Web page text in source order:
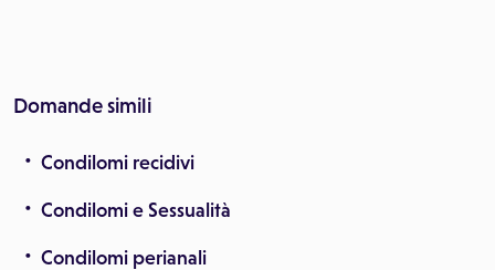
Domande simili
Condilomi recidivi
Condilomi e Sessualità
Condilomi perianali